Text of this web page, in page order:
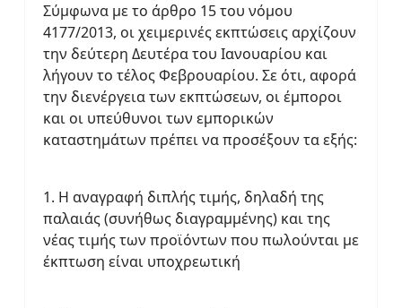
Σύμφωνα με το άρθρο 15 του νόμου
4177/2013, οι χειμερινές εκπτώσεις αρχίζουν
την δεύτερη Δευτέρα του Ιανουαρίου και
λήγουν το τέλος Φεβρουαρίου. Σε ότι, αφορά
την διενέργεια των εκπτώσεων, οι έμποροι
και οι υπεύθυνοι των εμπορικών
καταστημάτων πρέπει να προσέξουν τα εξής:
1. Η αναγραφή διπλής τιμής, δηλαδή της
παλαιάς (συνήθως διαγραμμένης) και της
νέας τιμής των προϊόντων που πωλούνται με
έκπτωση είναι υποχρεωτική